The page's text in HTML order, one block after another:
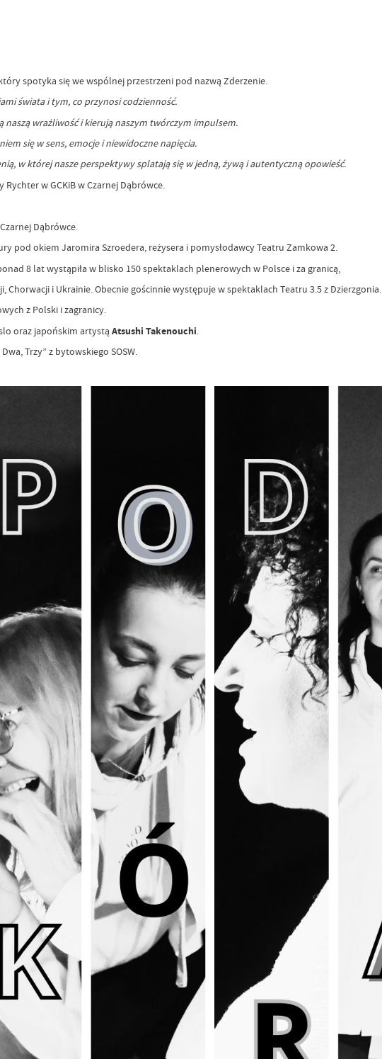
spotyka się we wspólnej przestrzeni pod nazwą Zderzenie.
świata i tym, co przynosi codzienność.
wrażliwość i kierują naszym twórczym impulsem.
się w sens, emocje i niewidoczne napięcia.
w której nasze perspektywy splatają się w jedną, żywą i autentyczną opowieść.
Rychter w GCKiB w Czarnej Dąbrówce.
Dąbrówce.
pod okiem Jaromira Szroedera, reżysera i pomysłodawcy Teatru Zamkowa 2.
8 lat wystąpiła w blisko 150 spektaklach plenerowych w Polsce i za granicą,
i Ukrainie. Obecnie gościnnie występuje w spektaklach Teatru 3.5 z Dzierzgonia.
z Polski i zagranicy.
oraz japońskim artystą Atsushi Takenouchi.
Trzy” z bytowskiego SOSW.